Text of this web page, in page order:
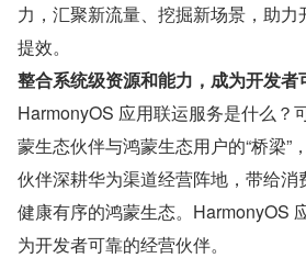
力，汇聚新流量、挖掘新场景，助
提效。
整合系统级资源和能力，成为开发者
HarmonyOS 应用联运服务是什么？
蒙生态伙伴与鸿蒙生态用户的“桥梁”
伙伴深耕华为渠道经营阵地，带给消
健康有序的鸿蒙生态。HarmonyOS
为开发者可靠的经营伙伴。